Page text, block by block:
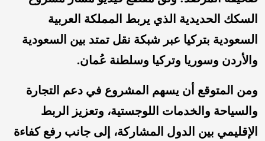
السكك الحديدية الذي يربط المملكة العربية
السعودية بتركيا عبر شبكة نقل تمتد بين السعودية
والأردن وسوريا وتركيا وسلطنة عُمان.
ومن المتوقع أن يسهم المشروع في دعم التجارة
والسياحة والخدمات اللوجستية، وتعزيز الربط
الإقليمي بين الدول المشاركة، إلى جانب رفع كفاءة